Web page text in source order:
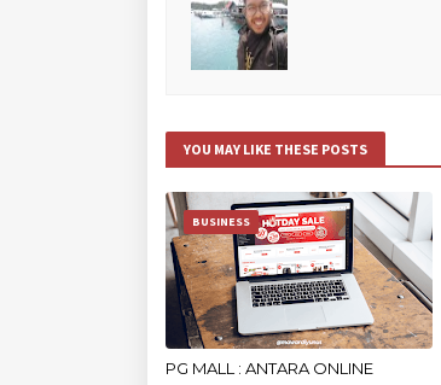
YOU MAY LIKE THESE POSTS
BUSINESS
PG MALL : ANTARA ONLINE